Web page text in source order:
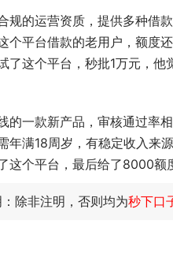
规的运营资质，提供多种借
个平台借款的老用户，额度
了这个平台，秒批1万元，他
的一款新产品，审核通过率
年满18周岁，有稳定收入来
这个平台，最后给了8000额
除非注明，否则均为秒下口